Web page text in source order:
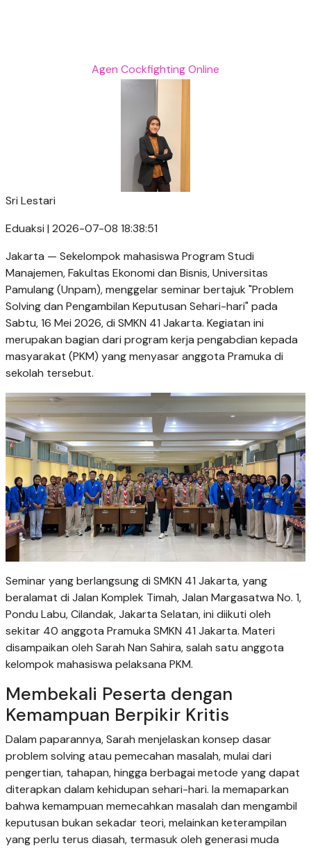
Agen Cockfighting Online
Sri Lestari
Eduaksi | 2026-07-08 18:38:51
Jakarta — Sekelompok mahasiswa Program Studi
Manajemen, Fakultas Ekonomi dan Bisnis, Universitas
Pamulang (Unpam), menggelar seminar bertajuk "Problem
Solving dan Pengambilan Keputusan Sehari-hari" pada
Sabtu, 16 Mei 2026, di SMKN 41 Jakarta. Kegiatan ini
merupakan bagian dari program kerja pengabdian kepada
masyarakat (PKM) yang menyasar anggota Pramuka di
sekolah tersebut.
Seminar yang berlangsung di SMKN 41 Jakarta, yang
beralamat di Jalan Komplek Timah, Jalan Margasatwa No. 1,
Pondu Labu, Cilandak, Jakarta Selatan, ini diikuti oleh
sekitar 40 anggota Pramuka SMKN 41 Jakarta. Materi
disampaikan oleh Sarah Nan Sahira, salah satu anggota
kelompok mahasiswa pelaksana PKM.
Membekali Peserta dengan
Kemampuan Berpikir Kritis
Dalam paparannya, Sarah menjelaskan konsep dasar
problem solving atau pemecahan masalah, mulai dari
pengertian, tahapan, hingga berbagai metode yang dapat
diterapkan dalam kehidupan sehari-hari. Ia memaparkan
bahwa kemampuan memecahkan masalah dan mengambil
keputusan bukan sekadar teori, melainkan keterampilan
yang perlu terus diasah, termasuk oleh generasi muda